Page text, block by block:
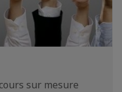
sur mesure